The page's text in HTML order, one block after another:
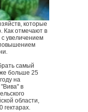
которые
Как отмечают в
с увеличением
самый
больше 25
на
в
области,
гектарах.